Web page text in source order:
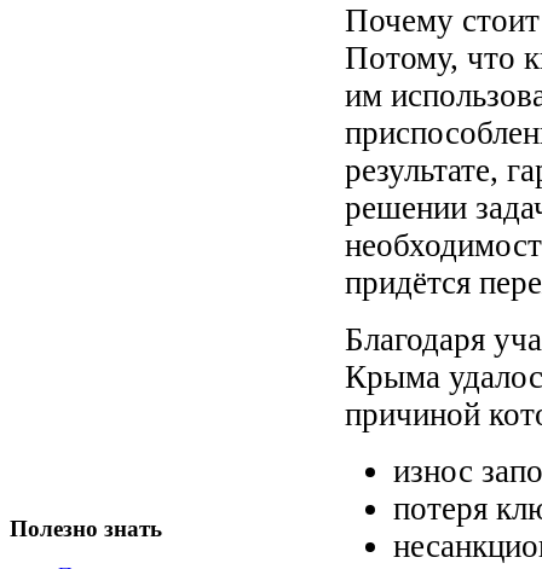
Полезно знать
Почему
Потому, что
им
результате,
решении
придётся
Благодаря
Крыма
причиной
износ
потеря